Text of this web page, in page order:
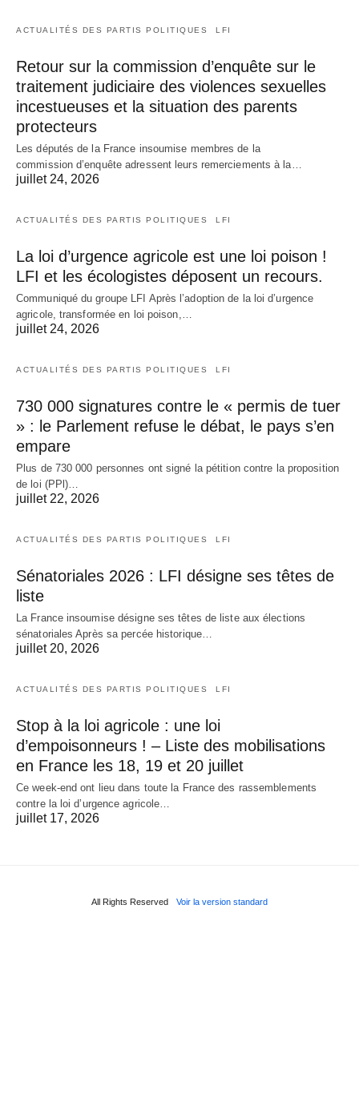
ACTUALITÉS DES PARTIS POLITIQUES LFI
Retour sur la commission d’enquête sur le
traitement judiciaire des violences sexuelles
incestueuses et la situation des parents
protecteurs
Les députés de la France insoumise membres de la
commission d’enquête adressent leurs remerciements à la…
juillet 24, 2026
ACTUALITÉS DES PARTIS POLITIQUES LFI
La loi d’urgence agricole est une loi poison !
LFI et les écologistes déposent un recours.
Communiqué du groupe LFI Après l’adoption de la loi d’urgence
agricole, transformée en loi poison,…
juillet 24, 2026
ACTUALITÉS DES PARTIS POLITIQUES LFI
730 000 signatures contre le « permis de tuer
» : le Parlement refuse le débat, le pays s’en
empare
Plus de 730 000 personnes ont signé la pétition contre la proposition
de loi (PPl)…
juillet 22, 2026
ACTUALITÉS DES PARTIS POLITIQUES LFI
Sénatoriales 2026 : LFI désigne ses têtes de
liste
La France insoumise désigne ses têtes de liste aux élections
sénatoriales Après sa percée historique…
juillet 20, 2026
ACTUALITÉS DES PARTIS POLITIQUES LFI
Stop à la loi agricole : une loi
d’empoisonneurs ! – Liste des mobilisations
en France les 18, 19 et 20 juillet
Ce week-end ont lieu dans toute la France des rassemblements
contre la loi d’urgence agricole…
juillet 17, 2026
All Rights Reserved Voir la version standard